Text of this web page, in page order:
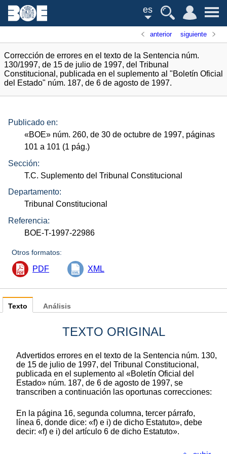
es
anterior siguiente
Corrección de errores en el texto de la Sentencia núm.
130/1997, de 15 de julio de 1997, del Tribunal
Constitucional, publicada en el suplemento al "Boletín Oficial
del Estado" núm. 187, de 6 de agosto de 1997.
Publicado en:
«BOE» núm. 260, de 30 de octubre de 1997, páginas
101 a 101 (1 pág.)
Sección:
T.C. Suplemento del Tribunal Constitucional
Departamento:
Tribunal Constitucional
Referencia:
BOE-T-1997-22986
Otros formatos:
PDF XML
Texto
TEXTO ORIGINAL
Advertidos errores en el texto de la Sentencia núm. 130,
de 15 de julio de 1997, del Tribunal Constitucional,
publicada en el suplemento al «Boletín Oficial del
Estado» núm. 187, de 6 de agosto de 1997, se
transcriben a continuación las oportunas correcciones:
En la página 16, segunda columna, tercer párrafo,
línea 6, donde dice: «f) e i) de dicho Estatuto», debe
decir: «f) e i) del artículo 6 de dicho Estatuto».
Análisis